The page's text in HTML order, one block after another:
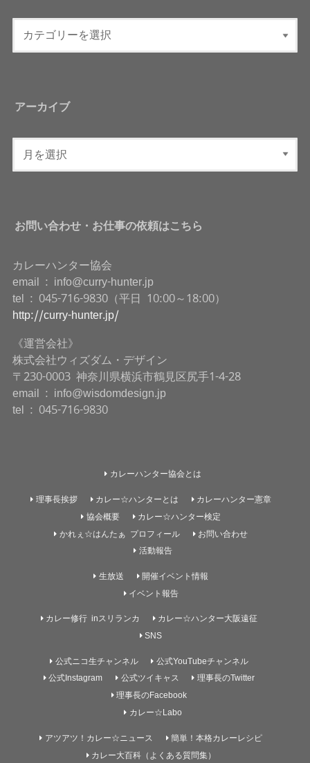
アーカイブ
お問い合わせ・お仕事の依頼はこちら
カレーハンター協会
email : info@curry-hunter.jp
tel : 045-716-9830（平日 10:00～18:00）
http://curry-hunter.jp/
《運営会社》
株式会社ウィズダム・デザイン
〒230-0003 神奈川県横浜市鶴見区尻手1-4-28
email : info@wisdomdesign.jp
tel : 045-716-9830
カレーハンター協会とは
理事長挨拶 カレー☆ハンターとは
カレーハンター憲章
協会概要
カレー☆ハンター検定
かれぇ☆はんたぁ プロフィール
お問い合わせ
活動報告
生放送
開催イベント情報
イベント報告
カレー修行 inスリランカ
カレー☆ハンター大阪遠征
SNS
公式ニコ生チャンネル
公式YouTubeチャンネル
公式Instagram
公式ツイキャス
理事長のTwitter
理事長のFacebook
カレー☆Labo
アツアツ！カレー☆ニュース
簡単！本格カレーレシピ
カレー大百科（よくある質問集）